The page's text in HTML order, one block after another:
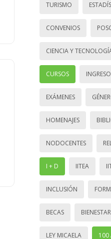
TURISMO
CONVENIOS
CIENCIA Y
CURSOS INGRESO
EXÁMENES
HOMENAJES
NODOCENTES
I + D IITEA
INCLUSIÓN
BECAS
LEY MICAELA 100